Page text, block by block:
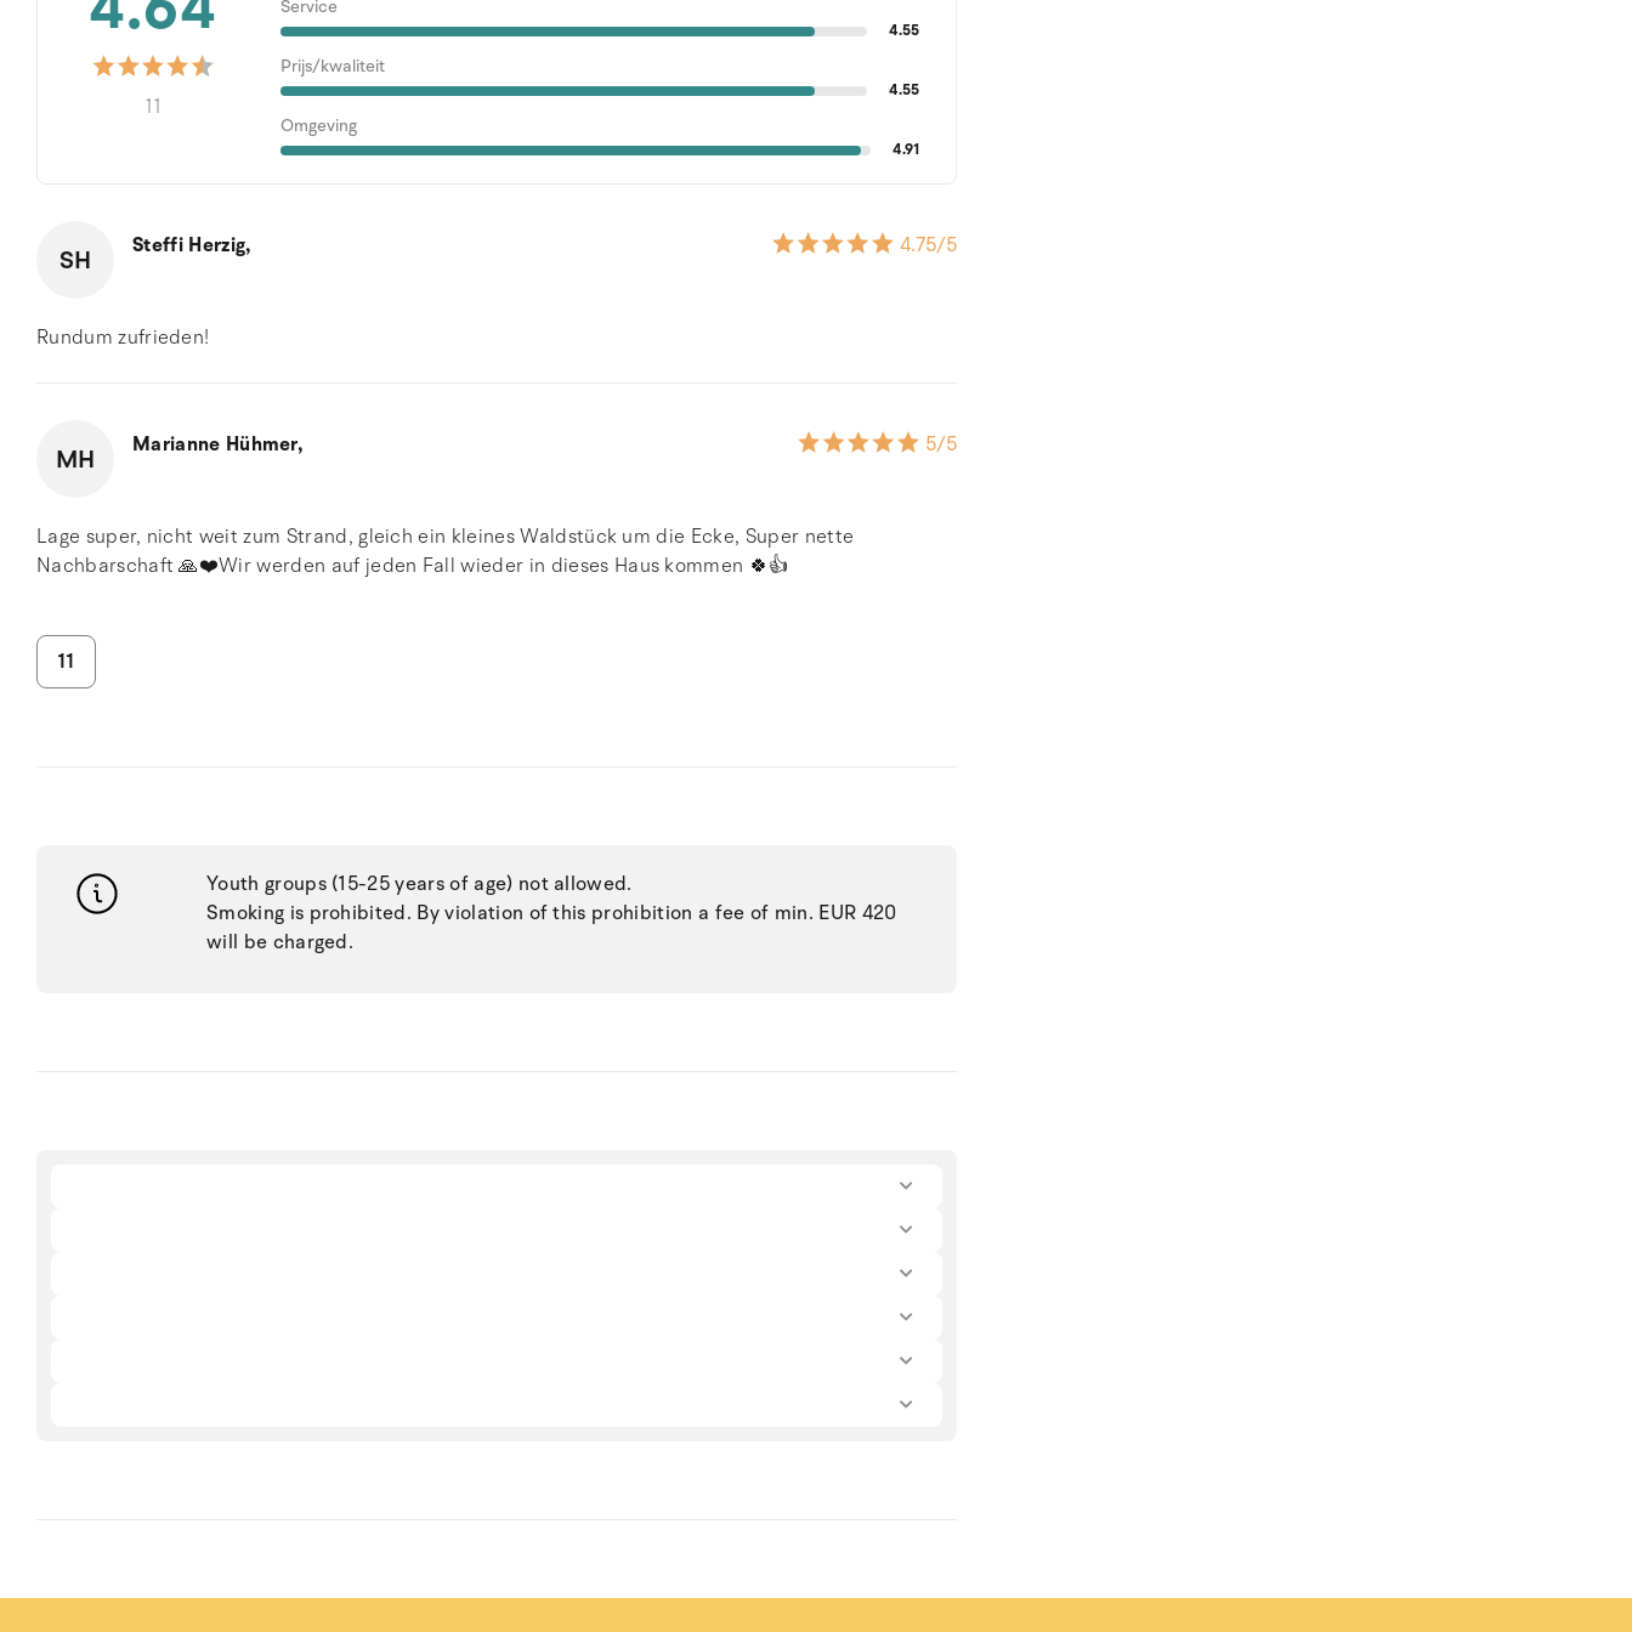
11
Service
4.55
Prijs/kwaliteit
4.55
Omgeving
4.91
SH Steffi Herzig, 4.75/5
Rundum zufrieden!
MH Marianne Hühmer, 5/5
Lage super, nicht weit zum Strand, gleich ein kleines Waldstück um die Ecke, Super nette
Nachbarschaft 🙏❤️Wir werden auf jeden Fall wieder in dieses Haus kommen 🍀👍
11
Youth groups (15-25 years of age) not allowed.
Smoking is prohibited. By violation of this prohibition a fee of min. EUR 420
will be charged.